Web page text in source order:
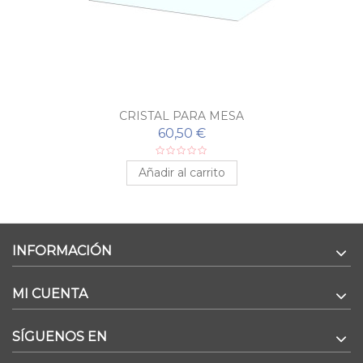
CRISTAL PARA MESA
60,50 €
Añadir al carrito
INFORMACIÓN
MI CUENTA
SÍGUENOS EN